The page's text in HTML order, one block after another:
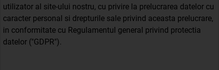
utilizator al site-ului nostru, cu privire la prelucrarea datelor cu
caracter personal si drepturile sale privind aceasta prelucrare,
in conformitate cu Regulamentul general privind protectia
datelor ("GDPR").